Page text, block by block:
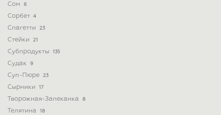
Сом 6
Сорбет 4
Спагетти 23
Стейки 21
Субпродукты 135
Судак 9
Суп-Пюре 23
Сырники 17
Творожная-Запеканка 8
Телятина 18